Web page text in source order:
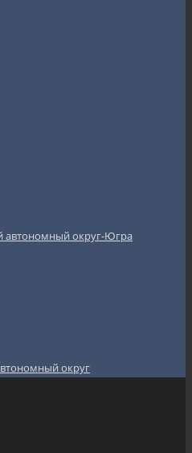
автономный округ-Югра
округ